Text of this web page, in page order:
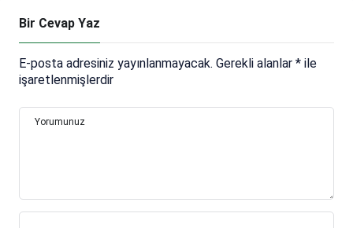
Bir Cevap Yaz
E-posta adresiniz yayınlanmayacak. Gerekli alanlar * ile
işaretlenmişlerdir
Yorumunuz